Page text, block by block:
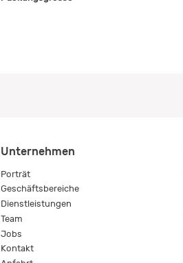
Unternehmen
Porträt
Geschäftsbereiche
Dienstleistungen
Team
Jobs
Kontakt